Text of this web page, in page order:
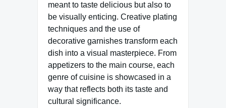
meant to taste delicious but also to
be visually enticing. Creative plating
techniques and the use of
decorative garnishes transform each
dish into a visual masterpiece. From
appetizers to the main course, each
genre of cuisine is showcased in a
way that reflects both its taste and
cultural significance.